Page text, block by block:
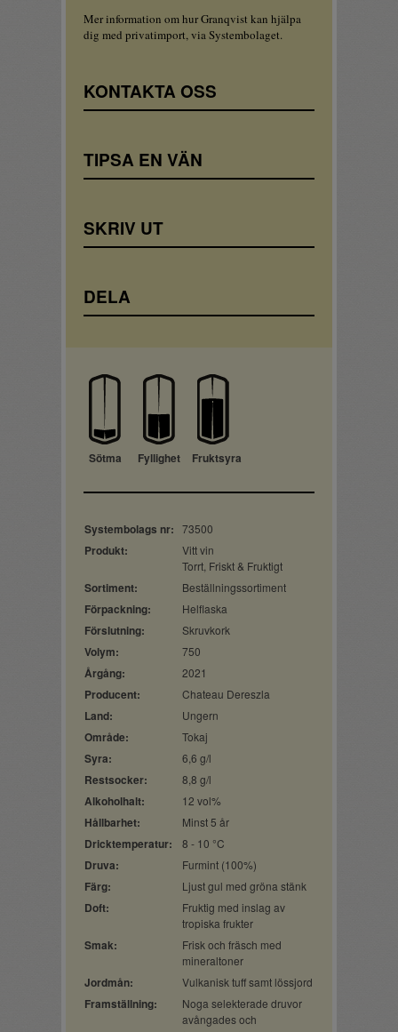
Mer information om hur Granqvist kan hjälpa
dig med privatimport, via Systembolaget.
KONTAKTA OSS
TIPSA EN VÄN
SKRIV UT
DELA
Sötma Fyllighet Fruktsyra
Systembolags nr: 73500
Produkt:
Vitt vin
Torrt, Friskt & Fruktigt
Sortiment: Beställningssortiment
Förpackning: Helflaska
Förslutning: Skruvkork
Volym: 750
Årgång: 2021
Producent: Chateau Dereszla
Land: Ungern
Område: Tokaj
Syra: 6,6 g/l
Restsocker: 8,8 g/l
Alkoholhalt: 12 vol%
Hållbarhet: Minst 5 år
Dricktemperatur: 8 - 10 °C
Druva: Furmint (100%)
Färg: Ljust gul med gröna stänk
Doft:
Fruktig med inslag av
tropiska frukter
Smak:
Frisk och fräsch med
mineraltoner
Jordmån: Vulkanisk tuff samt lössjord
Framställning:
Noga selekterade druvor
avångades och